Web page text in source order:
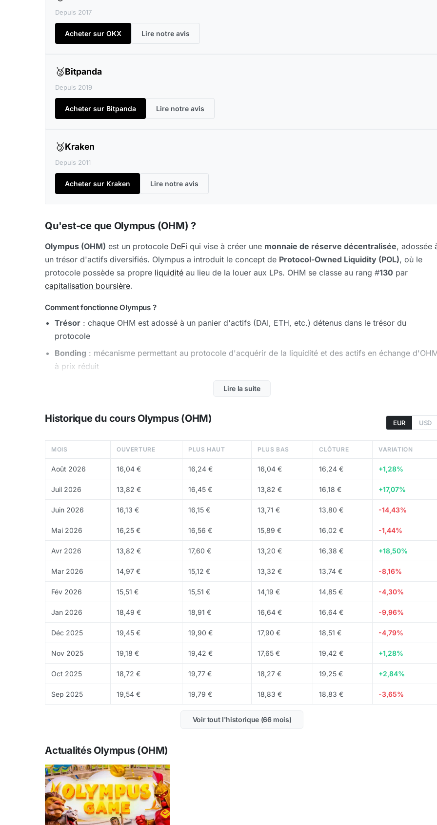
Depuis 2017
Acheter sur OKX Lire notre avis
🥈Bitpanda
Depuis 2019
Acheter sur Bitpanda Lire notre avis
🥉Kraken
Depuis 2011
Acheter sur Kraken Lire notre avis
Qu'est-ce que Olympus (OHM) ?
Olympus (OHM) est un protocole DeFi qui vise à créer une monnaie de réserve décentralisée, adossée
un trésor d'actifs diversifiés. Olympus a introduit le concept de Protocol-Owned Liquidity (POL), où le
protocole possède sa propre liquidité au lieu de la louer aux LPs. OHM se classe au rang #130 par
capitalisation boursière.
Comment fonctionne Olympus ?
Trésor : chaque OHM est adossé à un panier d'actifs (DAI, ETH, etc.) détenus dans le trésor du
protocole
Bonding : mécanisme permettant au protocole d'acquérir de la liquidité et des actifs en échange
à prix réduit
: les détenteurs stakent leur OHM pour recevoir des rebase rewards (émission de nouveaux
RBS (Range Bound Stability)
: mécanisme de stabilité du prix utilisant le trésor pour maintenir OHM
dans une fourchette
Tokenomics
OHM est un avec une supply flexible qui évolue en fonction du trésor. Environ 14,94 M OHM sont en
OHM est disponible sur Binance , Gate.io, ou directement sur les comme Uniswap et Balancer.
Lire la suite
Historique du cours Olympus (OHM) EUR USD
MOIS OUVERTURE PLUS HAUT PLUS BAS CLÔTURE VARIATION
Août 2026 16,04 € 16,24 € 16,04 € 16,24 € +1,28%
Juil 2026 13,82 € 16,45 € 13,82 € 16,18 € +17,07%
Juin 2026 16,13 € 16,15 € 13,71 € 13,80 € -14,43%
Mai 2026 16,25 € 16,56 € 15,89 € 16,02 € -1,44%
Avr 2026 13,82 € 17,60 € 13,20 € 16,38 € +18,50%
Mar 2026 14,97 € 15,12 € 13,32 € 13,74 € -8,16%
Fév 2026 15,51 € 15,51 € 14,19 € 14,85 € -4,30%
Jan 2026 18,49 € 18,91 € 16,64 € 16,64 € -9,96%
Déc 2025 19,45 € 19,90 € 17,90 € 18,51 € -4,79%
Nov 2025 19,18 € 19,42 € 17,65 € 19,42 € +1,28%
Oct 2025 18,72 € 19,77 € 18,27 € 19,25 € +2,84%
Sep 2025 19,54 € 19,79 € 18,83 € 18,83 € -3,65%
Voir tout l'historique (66 mois)
Actualités Olympus (OHM)